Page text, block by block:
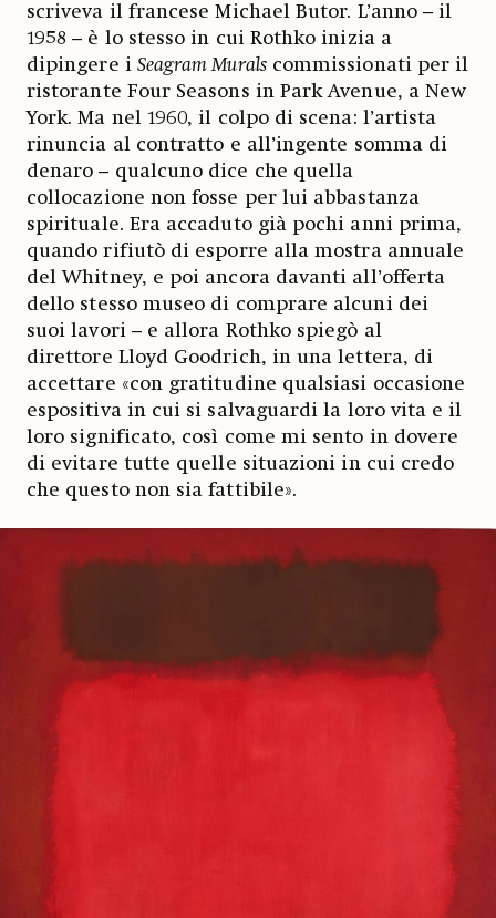
scriveva il francese Michael Butor. L’anno – il
1958 – è lo stesso in cui Rothko inizia a
dipingere i Seagram Muralscommissionati per il
ristorante Four Seasons in Park Avenue, a New
York. Ma nel 1960, il colpo di scena: l’artista
rinuncia al contratto e all’ingente somma di
denaro – qualcuno dice che quella
collocazione non fosse per lui abbastanza
spirituale. Era accaduto già pochi anni prima,
quando rifiutò di esporre alla mostra annuale
del Whitney, e poi ancora davanti all’offerta
dello stesso museo di comprare alcuni dei
suoi lavori – e allora Rothko spiegò al
direttore Lloyd Goodrich, in una lettera, di
accettare «con gratitudine qualsiasi occasione
espositiva in cui si salvaguardi la loro vita e il
loro significato, così come mi sento in dovere
di evitare tutte quelle situazioni in cui credo
che questo non sia fattibile».